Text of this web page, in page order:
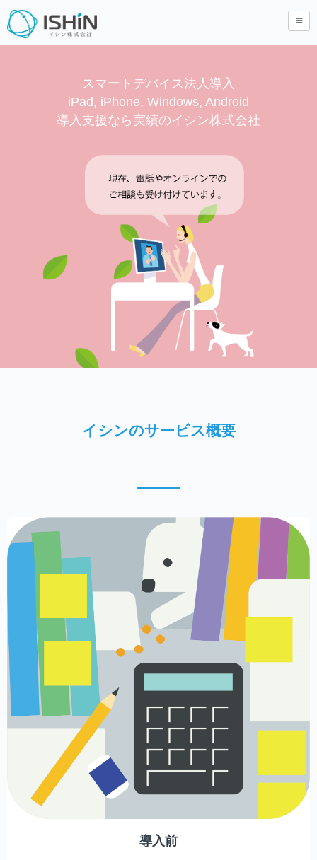
スマートデバイス法人導入
iPad, iPhone, Windows, Android
導入支援なら実績のイシン株式会社
イシンのサービス概要
導入前